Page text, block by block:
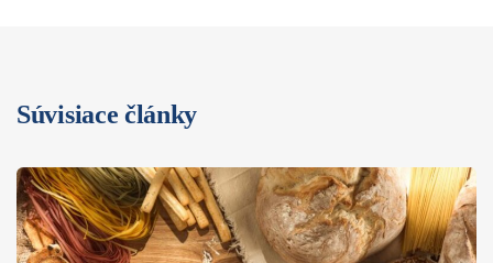
Súvisiace články